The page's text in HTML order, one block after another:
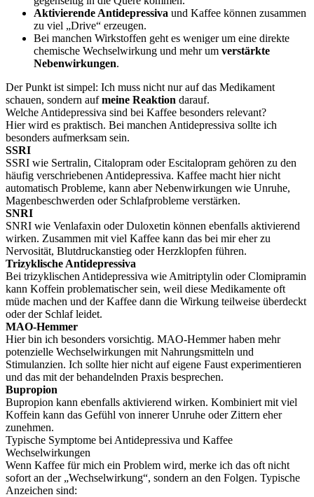
Aktivierende Antidepressiva und Kaffee können zusammen
zu viel „Drive“ erzeugen.
Bei manchen Wirkstoffen geht es weniger um eine direkte
chemische Wechselwirkung und mehr um verstärkte
Nebenwirkungen.
Der Punkt ist simpel: Ich muss nicht nur auf das Medikament
schauen, sondern aufmeine Reaktion darauf.
Welche Antidepressiva sind bei Kaffee besonders relevant?
Hier wird es praktisch. Bei manchen Antidepressiva sollte ich
besonders aufmerksam sein.
SSRI
SSRI wie Sertralin, Citalopram oder Escitalopram gehören zu den
häufig verschriebenen Antidepressiva. Kaffee macht hier nicht
automatisch Probleme, kann aber Nebenwirkungen wie Unruhe,
Magenbeschwerden oder Schlafprobleme verstärken.
SNRI
SNRI wie Venlafaxin oder Duloxetin können ebenfalls aktivierend
wirken. Zusammen mit viel Kaffee kann das bei mir eher zu
Nervosität, Blutdruckanstieg oder Herzklopfen führen.
Trizyklische Antidepressiva
Bei trizyklischen Antidepressiva wie Amitriptylin oder Clomipramin
kann Koffein problematischer sein, weil diese Medikamente oft
müde machen und der Kaffee dann die Wirkung teilweise überdeckt
oder der Schlaf leidet.
MAO-Hemmer
Hier bin ich besonders vorsichtig. MAO-Hemmer haben mehr
potenzielle Wechselwirkungen mit Nahrungsmitteln und
Stimulanzien. Ich sollte hier nicht auf eigene Faust experimentieren
und das mit der behandelnden Praxis besprechen.
Bupropion
Bupropion kann ebenfalls aktivierend wirken. Kombiniert mit viel
Koffein kann das Gefühl von innerer Unruhe oder Zittern eher
zunehmen.
Typische Symptome bei Antidepressiva und Kaffee
Wechselwirkungen
Wenn Kaffee für mich ein Problem wird, merke ich das oft nicht
sofort an der „Wechselwirkung“, sondern an den Folgen. Typische
Anzeichen sind: